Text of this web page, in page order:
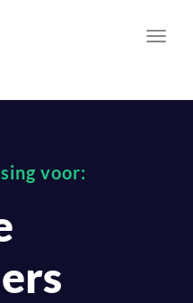
voor: